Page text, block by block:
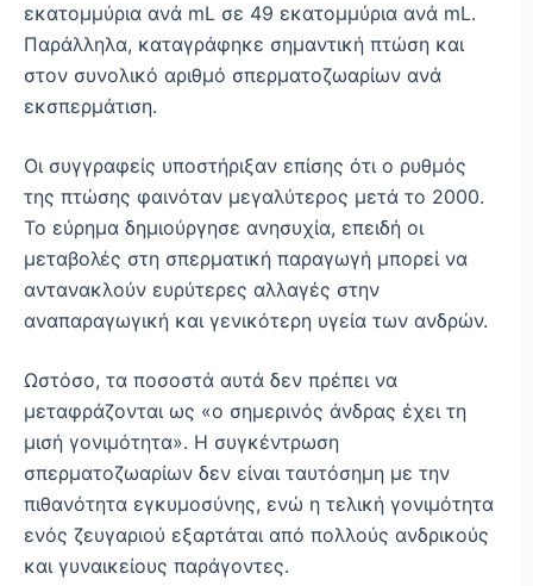
εκατομμύρια ανά mL σε 49 εκατομμύρια ανά mL.
Παράλληλα, καταγράφηκε σημαντική πτώση και
στον συνολικό αριθμό σπερματοζωαρίων ανά
εκσπερμάτιση.
Οι συγγραφείς υποστήριξαν επίσης ότι ο ρυθμός
της πτώσης φαινόταν μεγαλύτερος μετά το 2000.
Το εύρημα δημιούργησε ανησυχία, επειδή οι
μεταβολές στη σπερματική παραγωγή μπορεί να
αντανακλούν ευρύτερες αλλαγές στην
αναπαραγωγική και γενικότερη υγεία των ανδρών.
Ωστόσο, τα ποσοστά αυτά δεν πρέπει να
μεταφράζονται ως «ο σημερινός άνδρας έχει τη
μισή γονιμότητα». Η συγκέντρωση
σπερματοζωαρίων δεν είναι ταυτόσημη με την
πιθανότητα εγκυμοσύνης, ενώ η τελική γονιμότητα
ενός ζευγαριού εξαρτάται από πολλούς ανδρικούς
και γυναικείους παράγοντες.